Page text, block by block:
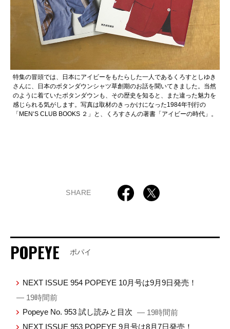
特集の冒頭では、日本にアイビーをもたらした一人であるくろすとしゆき
さんに、日本のボタンダウンシャツ草創期のお話を聞いてきました。当然
のように着ていたボタンダウンも、その歴史を知ると、また違った魅力を
感じられる気がします。写真は取材のきっかけになった1984年刊行の
「MEN‘S CLUB BOOKS ２」と、くろすさんの著書「アイビーの時代」。
SHARE
POPEYE ポパイ
NEXT ISSUE 954 POPEYE 10月号は9月9日発売！
— 19時間前
Popeye No. 953 試し読みと目次 — 19時間前
NEXT ISSUE 953 POPEYE 9月号は8月7日発売！